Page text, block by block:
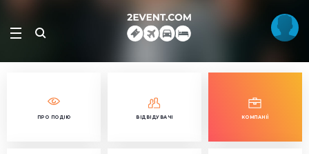
ПРО ПОДІЮ ВІДВІДУВАЧІ КОМПАНІЇ